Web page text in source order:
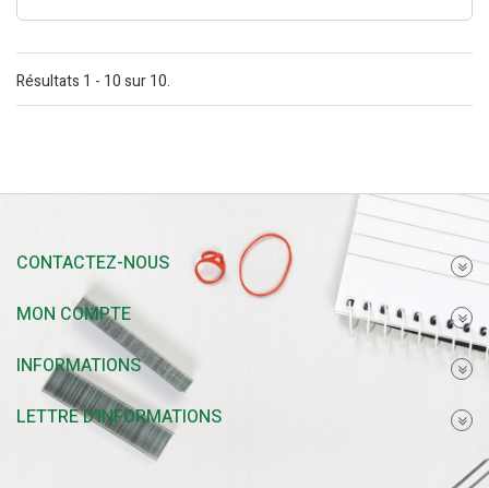
Résultats 1 - 10 sur 10.
CONTACTEZ-NOUS
MON COMPTE
INFORMATIONS
LETTRE D'INFORMATIONS